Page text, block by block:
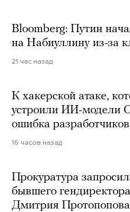
Bloomberg: Путин
на Набиуллину из-за
21 час назад
К хакерской атаке,
устроили ИИ-модели
ошибка
16 часов назад
Прокуратура
бывшего
Дмитрия